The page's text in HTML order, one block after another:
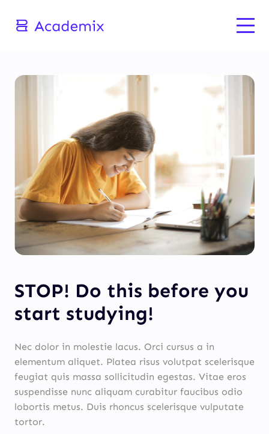
STOP! Do this before you
start studying!
Nec dolor in molestie lacus. Orci cursus a in
elementum aliquet. Platea risus volutpat scelerisque
feugiat quis massa sollicitudin egestas. Vitae eros
suspendisse nunc aliquam curabitur faucibus odio
lobortis metus. Duis rhoncus scelerisque vulputate
tortor.